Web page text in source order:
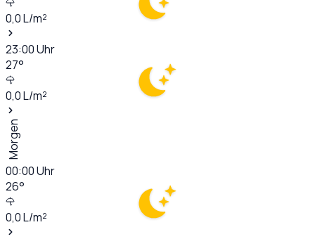
0,0L/m²
23:00Uhr
27°
0,0L/m²
Morgen
00:00Uhr
26°
0,0L/m²